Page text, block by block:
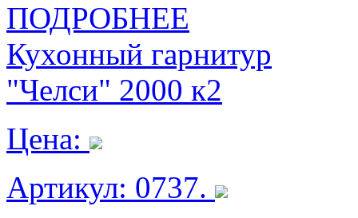
ПОДРОБНЕЕ
Кухонный гарнитур
"Челси" 2000 к2
Цена:
Артикул: 0737.